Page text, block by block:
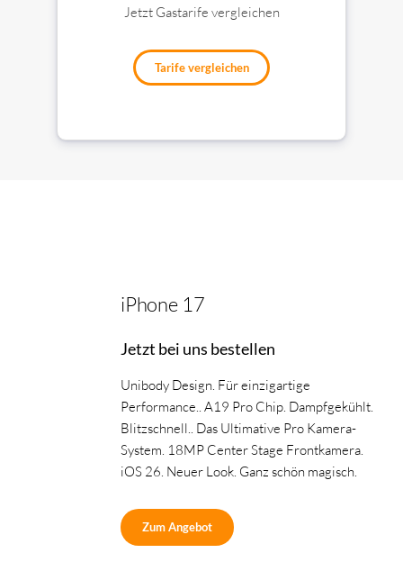
Jetzt Gastarife vergleichen
Tarife vergleichen
iPhone 17
Jetzt bei uns bestellen
Unibody Design. Für einzigartige
Performance.. A19 Pro Chip. Dampfgekühlt.
Blitzschnell.. Das Ultimative Pro Kamera-
System. 18MP Center Stage Frontkamera.
iOS 26. Neuer Look. Ganz schön magisch.
Zum Angebot